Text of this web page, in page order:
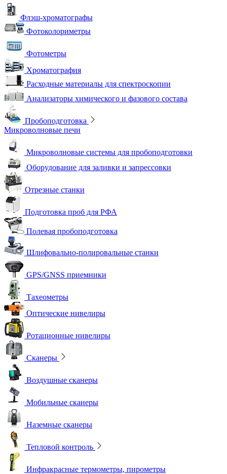
Флэш-хроматографы
Фотоколориметры
Фотометры
Хроматография
Расходные материалы для спектроскопии
Анализаторы химического и фазового состава
Пробоподготовка
Микроволновые печи
Микроволновые системы для пробоподготовки
Оборудование для заливки и запрессовки
Отрезные станки
Подготовка проб для РФА
Полевая пробоподготовка
Шлифовально-полировальные станки
GPS/GNSS приемники
Тахеометры
Оптические нивелиры
Ротационные нивелиры
Сканеры
Воздушные сканеры
Мобильные сканеры
Наземные сканеры
Тепловой контроль
Инфракрасные термометры, пирометры